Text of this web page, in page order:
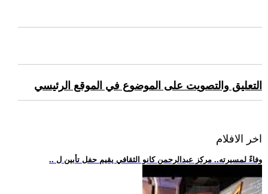
التعليق والتصويت على الموضوع في الموقع الرئيسي
اخر الافلام
.. وفاءً لمسيرته.. مركز عبدالرحمن كانو الثقافي يقيم حفل تأبين ل